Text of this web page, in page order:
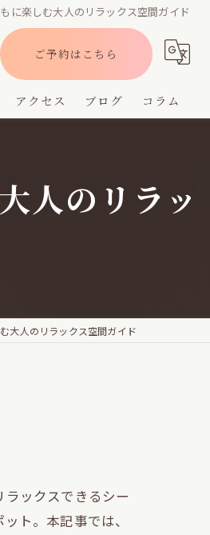
に楽しむ大人のリラックス空間ガイド
ご予約はこちら
アクセス ブログ コラム
人のリラッ
大人のリラックス空間ガイド
ックスできるシー
ト。本記事では、